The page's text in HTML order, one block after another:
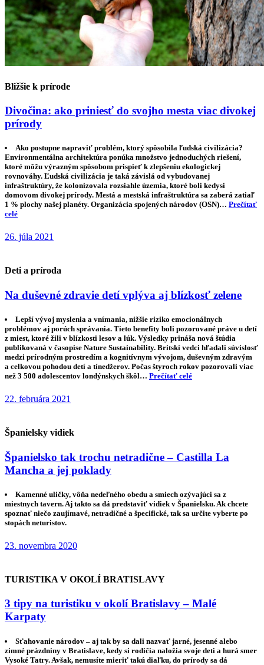
Bližšie k prírode
Divočina: ako priniesť do svojho mesta viac divokej
prírody
Ako postupne napraviť problém, ktorý spôsobila ľudská civilizácia?
Environmentálna architektúra ponúka množstvo jednoduchých riešení,
ktoré môžu výrazným spôsobom prispieť k zlepšeniu ekologickej
rovnováhy. Ľudská civilizácia je taká závislá od vybudovanej
infraštruktúry, že kolonizovala rozsiahle územia, ktoré boli kedysi
domovom divokej prírody. Mestá a mestská infraštruktúra sa zaberá zatiaľ
1 % plochy našej planéty. Organizácia spojených národov (OSN)… Prečítať
celé
26. júla 2021
Deti a príroda
Na duševné zdravie detí vplýva aj blízkosť zelene
Lepší vývoj myslenia a vnímania, nižšie riziko emocionálnych
problémov aj porúch správania. Tieto benefity boli pozorované práve u detí
z miest, ktoré žili v blízkosti lesov a lúk. Výsledky prináša nová štúdia
publikovaná v časopise Nature Sustainability. Britskí vedci hľadali súvislosť
medzi prírodným prostredím a kognitívnym vývojom, duševným zdravým
a celkovou pohodou detí a tínedžerov. Počas štyroch rokov pozorovali viac
než 3 500 adolescentov londýnskych škôl… Prečítať celé
22. februára 2021
Španielsky vidiek
Španielsko tak trochu netradične – Castilla La
Mancha a jej poklady
Kamenné uličky, vôňa nedeľného obedu a smiech ozývajúci sa z
miestnych tavern. Aj takto sa dá predstaviť vidiek v Španielsku. Ak chcete
spoznať niečo zaujímavé, netradičné a špecifické, tak sa určite vyberte po
stopách neturistov.
23. novembra 2020
TURISTIKA V OKOLÍ BRATISLAVY
3 tipy na turistiku v okolí Bratislavy – Malé
Karpaty
Sťahovanie národov – aj tak by sa dali nazvať jarné, jesenné alebo
zimné prázdniny v Bratislave, kedy si rodičia naložia svoje deti a hurá smer
Vysoké Tatry. Avšak, nemusíte mieriť takú diaľku, do prírody sa dá